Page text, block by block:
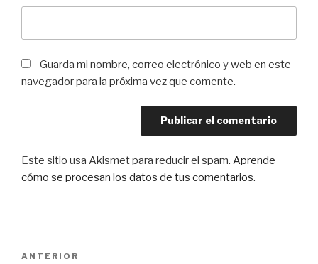
Guarda mi nombre, correo electrónico y web en este
navegador para la próxima vez que comente.
Este sitio usa Akismet para reducir el spam. Aprende
cómo se procesan los datos de tus comentarios.
Entrada
ANTERIOR